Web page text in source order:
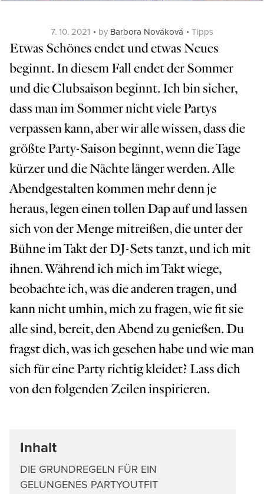
Posted
on
7. 10. 2021 by Barbora Nováková Categories
Tipps
Etwas Schönes endet und etwas Neues
beginnt. In diesem Fall endet der Sommer
und die Clubsaison beginnt. Ich bin sicher,
dass man im Sommer nicht viele Partys
verpassen kann, aber wir alle wissen, dass die
größte Party-Saison beginnt, wenn die Tage
kürzer und die Nächte länger werden. Alle
Abendgestalten kommen mehr denn je
heraus, legen einen tollen Dap auf und lassen
sich von der Menge mitreißen, die unter der
Bühne im Takt der DJ-Sets tanzt, und ich mit
ihnen. Während ich mich im Takt wiege,
beobachte ich, was die anderen tragen, und
kann nicht umhin, mich zu fragen, wie fit sie
alle sind, bereit, den Abend zu genießen. Du
fragst dich, was ich gesehen habe und wie man
sich für eine Party richtig kleidet? Lass dich
von den folgenden Zeilen inspirieren.
Inhalt
DIE GRUNDREGELN FÜR EIN
GELUNGENES PARTYOUTFIT